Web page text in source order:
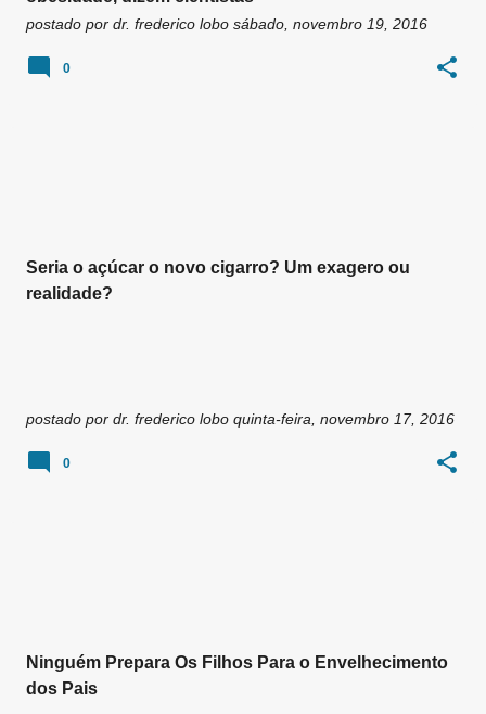
postado por dr. frederico lobo sábado, novembro 19, 2016
0
Seria o açúcar o novo cigarro? Um exagero ou
realidade?
postado por dr. frederico lobo quinta-feira, novembro 17, 2016
0
Ninguém Prepara Os Filhos Para o Envelhecimento
dos Pais